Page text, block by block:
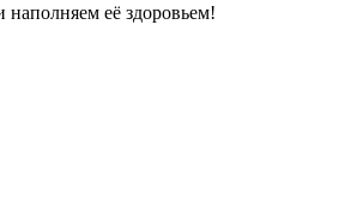
её здоровьем!